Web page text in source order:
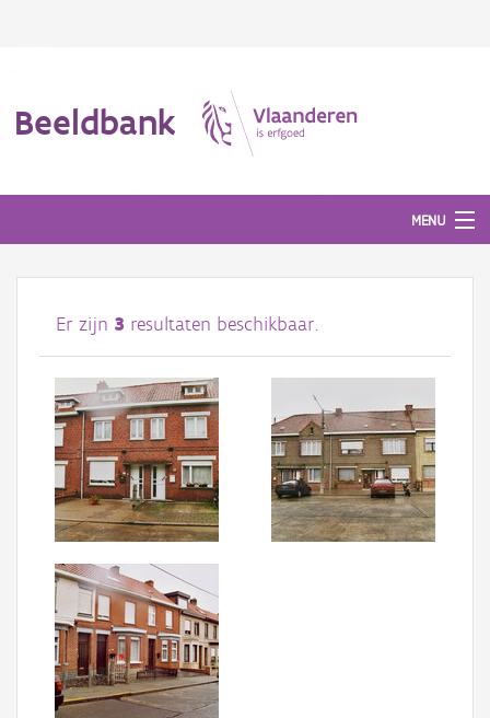
Beeldbank
MENU
Afbeeldingen
#BeeldIndeKijker
Hergebruik
Over ons
Aanmelden
Er zijn 3 resultaten beschikbaar.